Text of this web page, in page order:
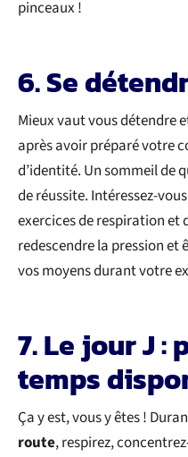
pinceaux !
6. Se
Mieux vaut vous détendre
après avoir préparé votre
d’identité. Un sommeil de
de réussite. Intéressez-
exercices de respiration
redescendre la pression et
vos moyens durant votre
7. Le jour J :
temps
Ça y est, vous y êtes !
route, respirez,